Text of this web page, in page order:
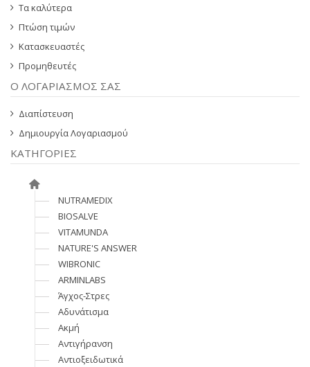
VIDEOS
ΕΠΙΚΟΙΝΩΝΊΑ ΤΗΛ. 210 96 00 416
Τα καλύτερα
Πτώση τιμών
Κατασκευαστές
Προμηθευτές
Ο ΛΟΓΑΡΙΑΣΜΌΣ ΣΑΣ
Διαπίστευση
Δημιουργία Λογαριασμού
ΚΑΤΗΓΟΡΊΕΣ
NUTRAMEDIX
BIOSALVE
VITAMUNDA
NATURE'S ANSWER
WIBRONIC
ARMINLABS
Άγχος-Στρες
Αδυνάτισμα
Ακμή
Αντιγήρανση
Αντιοξειδωτικά